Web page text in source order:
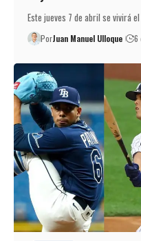
Este jueves 7 de abril se vivirá
PorJuan Manuel Ulloque 6